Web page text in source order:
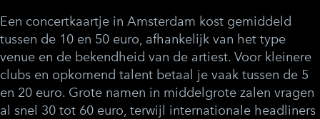
Een concertkaartje in Amsterdam kost gemiddeld
tussen de 10 en 50 euro, afhankelijk van het type
venue en de bekendheid van de artiest. Voor kleinere
clubs en opkomend talent betaal je vaak tussen de 5
en 20 euro. Grote namen in middelgrote zalen vragen
al snel 30 tot 60 euro, terwijl internationale headliners